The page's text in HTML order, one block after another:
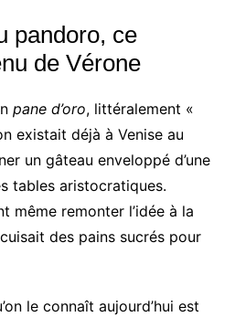
pandoro, ce
de Vérone
pane d’oro, littéralement «
existait déjà à Venise au
un gâteau enveloppé d’une
tables aristocratiques.
même remonter l’idée à la
des pains sucrés pour
le connaît aujourd’hui est